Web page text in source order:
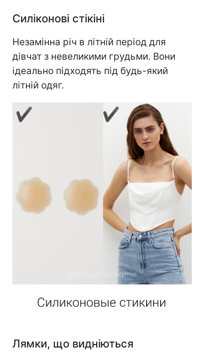
Силіконові стікіні
Незамінна річ в літній період для
дівчат з невеликими грудьми. Вони
ідеально підходять під будь-який
літній одяг.
Лямки, що видніються